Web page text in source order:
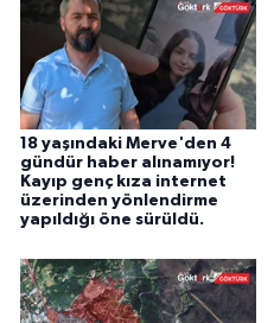
18 yaşındaki Merve'den 4
gündür haber alınamıyor!
Kayıp genç kıza internet
üzerinden yönlendirme
yapıldığı öne sürüldü.